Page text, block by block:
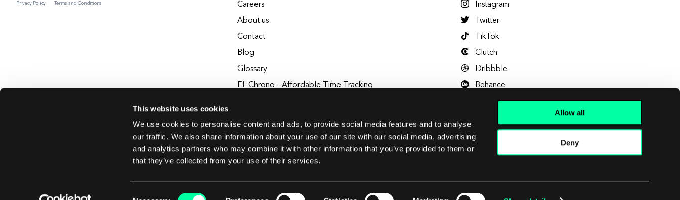
This website uses cookies
We use cookies to personalise content and ads, to provide social media features and to analyse
our traffic. We also share information about your use of our site with our social media, advertising
and analytics partners who may combine it with other information that you’ve provided to them or
that they’ve collected from your use of their services.
Allow all
Deny
Privacy Policy Terms and Conditions
Careers
About us
Contact
Blog
Glossary
EL Chrono - Affordable Time Tracking
Instagram
Twitter
TikTok
Clutch
Dribbble
Behance